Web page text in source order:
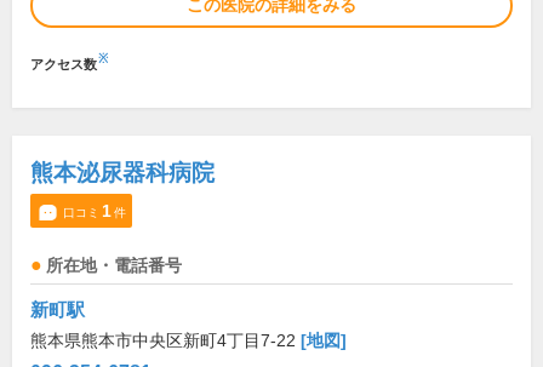
この医院の詳細をみる
アクセス数※
熊本泌尿器科病院
口コミ 1件
所在地・電話番号
新町駅
熊本県熊本市中央区新町4丁目7-22 [地図]